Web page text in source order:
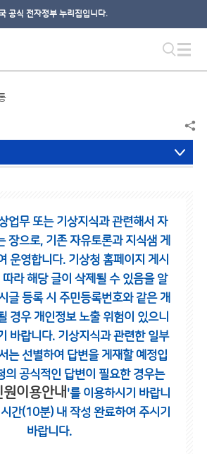
공식 전자정부 누리집입니다.
업무 또는 기상지식과 관련해서 자
장으로, 기존 자유토론과 지식샘 게
운영합니다. 기상청 홈페이지 게시
라 해당 글이 삭제될 수 있음을 알
글 등록 시 주민등록번호와 같은 개
경우 개인정보 노출 위험이 있으니
바랍니다. 기상지식과 관련한 일부
는 선별하여 답변을 게재할 예정입
공식적인 답변이 필요한 경우는
이용안내 '를 이용하시기 바랍니
간(10분) 내 작성 완료하여 주시기
바랍니다.